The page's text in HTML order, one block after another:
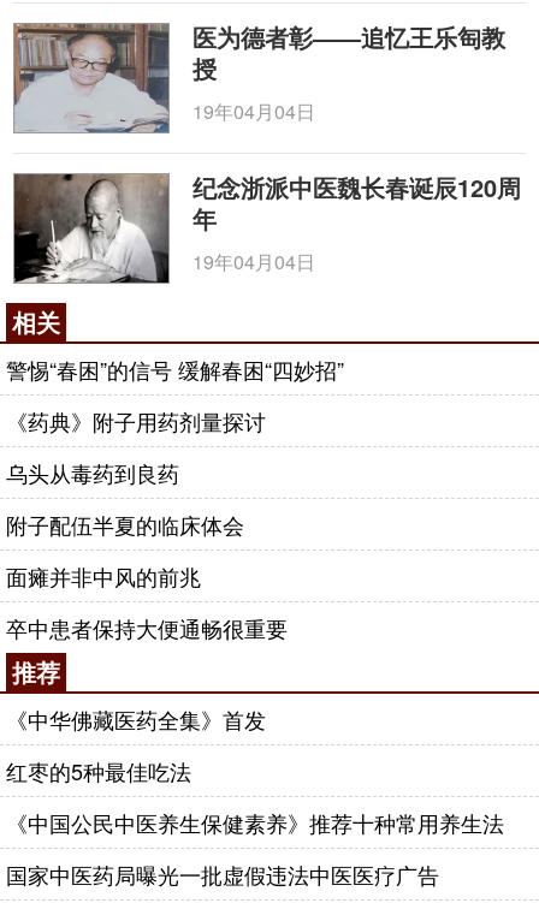
医为德者彰——追忆王乐匋教
授
19年04月04日
纪念浙派中医魏长春诞辰120周
年
19年04月04日
相关
警惕“春困”的信号 缓解春困“四妙招”
《药典》附子用药剂量探讨
乌头从毒药到良药
附子配伍半夏的临床体会
面瘫并非中风的前兆
卒中患者保持大便通畅很重要
推荐
《中华佛藏医药全集》首发
红枣的5种最佳吃法
《中国公民中医养生保健素养》推荐十种常用养生法
国家中医药局曝光一批虚假违法中医医疗广告